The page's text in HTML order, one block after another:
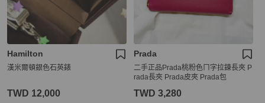
Hamilton
漢米爾頓銀色石英錶
TWD 12,000
Prada
二手正品Prada桃粉色ㄇ字拉鍊長夾 P
rada長夾 Prada皮夾 Prada包
TWD 3,280